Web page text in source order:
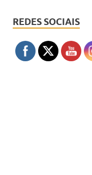
REDES SOCIAIS